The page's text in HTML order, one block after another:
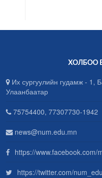
ХОЛБОО
Их сургуулийн гудамж - 1,
Улаанбаатар
75754400, 77307730-1942
news@num.edu.mn
https://www.facebook.com/
https://twitter.com/num_edu